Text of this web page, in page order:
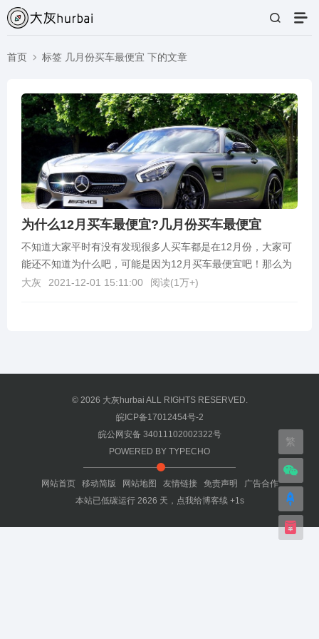
首页 标签 几月份买车最便宜 下的文章
为什么12月买车最便宜?几月份买车最便宜
不知道大家平时有没有发现很多人买车都是在12月份，大家可
能还不知道为什么吧，可能是因为12月买车最便宜吧！那么为
什么12月份买车最便宜呢？1.大部分汽车制造商也...
大灰 2021-12-01 15:11:00 阅读(1万+)
© 2026 大灰hurbai ALL RIGHTS RESERVED.
皖ICP备17012454号-2
皖公网安备 34011102002322号
POWERED BY TYPECHO
网站首页 移动简版 网站地图 友情链接 免责声明
广告合作
本站已低碳运行2626 天， 点我给博客续 +1s
繁